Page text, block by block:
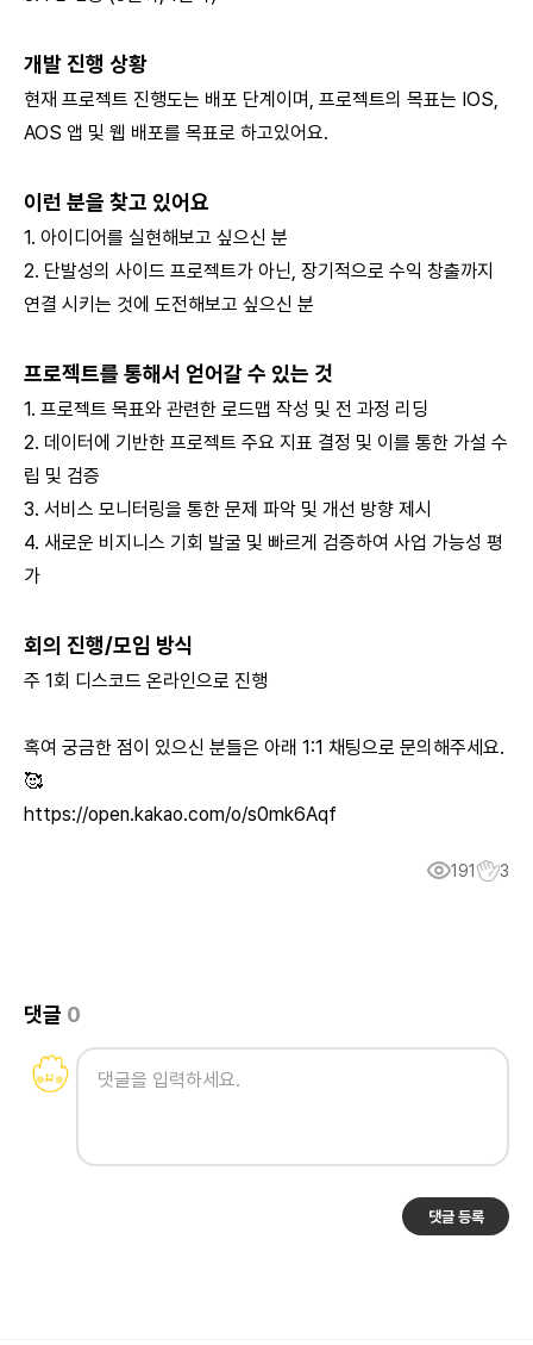
개발 진행 상황
현재 프로젝트 진행도는 배포 단계이며, 프로젝트의 목표는 IOS,
AOS 앱 및 웹 배포를 목표로 하고있어요.
이런 분을 찾고 있어요
1. 아이디어를 실현해보고 싶으신 분
2. 단발성의 사이드 프로젝트가 아닌, 장기적으로 수익 창출까지
연결 시키는 것에 도전해보고 싶으신 분
프로젝트를 통해서 얻어갈 수 있는 것
1. 프로젝트 목표와 관련한 로드맵 작성 및 전 과정 리딩
2. 데이터에 기반한 프로젝트 주요 지표 결정 및 이를 통한 가설 수
립 및 검증
3. 서비스 모니터링을 통한 문제 파악 및 개선 방향 제시
4. 새로운 비지니스 기회 발굴 및 빠르게 검증하여 사업 가능성 평
가
회의 진행/모임 방식
주 1회 디스코드 온라인으로 진행
혹여 궁금한 점이 있으신 분들은 아래 1:1 채팅으로 문의해주세요.
🥰
https://open.kakao.com/o/s0mk6Aqf
191 3
댓글 0
댓글 등록